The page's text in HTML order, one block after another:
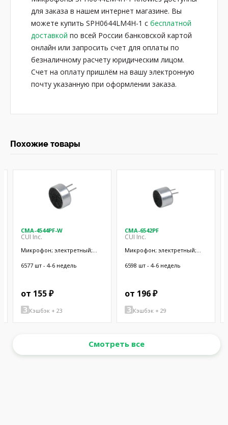
для заказа в нашем интернет магазине. Вы
можете купить SPH0644LM4H-1 с бесплатной
доставкой по всей России банковской картой
онлайн или запросить счет для оплаты по
безналичному расчету юридическим лицом.
Счет на оплату пришлём на вашу электронную
почту указанную при оформлении заказа.
Похожие товары
CMA-4544PF-W
CUI Inc.
Микрофон; электретный;
Ø9,7x4,5мм; SMT
6577 шт - 4-6 недель
от 155 ₽
Кэшбэк + 23
CMA-6542PF
CUI Inc.
Микрофон; электретный;
Ø9,4x6,5мм; SMT
6598 шт - 4-6 недель
от 196 ₽
Кэшбэк + 29
Смотреть все